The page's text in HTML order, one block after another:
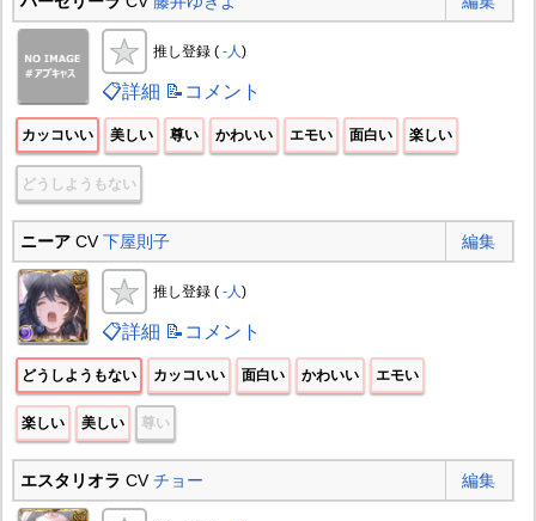
推し登録 ( -人)
📋詳細 📝コメント
カッコいい 美しい 尊い かわいい エモい 面白い 楽しい
どうしようもない
ニーアCV下屋則子 編集
推し登録 ( -人)
📋詳細 📝コメント
どうしようもない カッコいい 面白い かわいい エモい
楽しい 美しい 尊い
エスタリオラ CVチョー 編集